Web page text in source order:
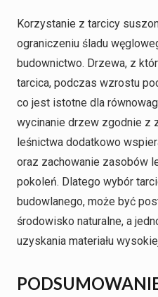
Korzystanie z tarcicy
ograniczeniu śladu
budownictwo. Drzewa, z
tarcica, podczas wzrostu
co jest istotne dla
wycinanie drzew zgodnie z
leśnictwa dodatkowo
oraz zachowanie zasobów
pokoleń. Dlatego wybór
budowlanego, może być
środowisko naturalne, a
uzyskania materiału